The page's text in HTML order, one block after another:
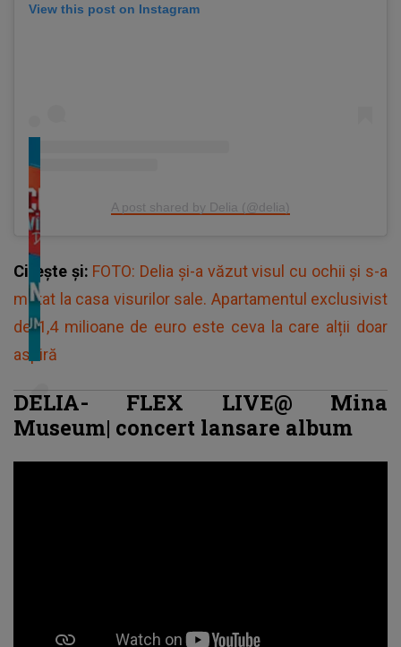
View this post on Instagram
A post shared by Delia (@delia)
Citește și: FOTO: Delia şi-a văzut visul cu ochii şi s-a
mutat la casa visurilor sale. Apartamentul exclusivist
de 1,4 milioane de euro este ceva la care alții doar
aspiră
DELIA- FLEX LIVE@ Mina
Museum| concert lansare album